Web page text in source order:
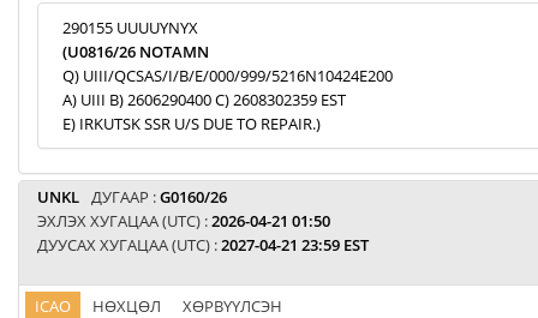
290155 UUUUYNYX
(U0816/26 NOTAMN
Q) UIII/QCSAS/I/B/E/000/999/5216N10424E200
A) UIII B) 2606290400 C) 2608302359 EST
E) IRKUTSK SSR U/S DUE TO REPAIR.)
UNKL ДУГААР :G0160/26
ЭХЛЭХ ХУГАЦАА (UTC) :2026-04-21 01:50
ДУУСАХ ХУГАЦАА (UTC) :2027-04-21 23:59 EST
ICAO НӨХЦӨЛ ХӨРВҮҮЛСЭН